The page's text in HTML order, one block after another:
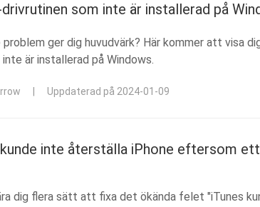
som inte är installerad på
ger dig huvudvärk? Här kommer att visa
är installerad på Windows.
Uppdaterad på 2024-01-09
kunde inte återställa iPhone eftersom
dig flera sätt att fixa det ökända felet "iTunes